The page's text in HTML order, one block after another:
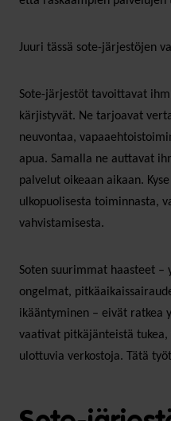
Juuri tässä sote-järjestöjen
Sote-järjestöt tavoittavat
kärjistyvät. Ne tarjoavat
neuvontaa,
apua. Samalla ne auttavat
palvelut oikeaan aikaan.
ulkopuolisesta toiminnasta,
vahvistamisesta.
Soten suurimmat haasteet –
ongelmat,
ikääntyminen – eivät ratkea
vaativat pitkäjänteistä
ulottuvia verkostoja. Tätä